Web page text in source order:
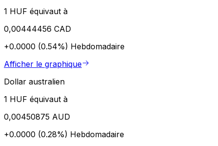
1 HUF équivaut à
0,00444456 CAD
+0.0000 (0.54%) Hebdomadaire
Afficher le graphique
Dollar australien
1 HUF équivaut à
0,00450875 AUD
+0.0000 (0.28%) Hebdomadaire